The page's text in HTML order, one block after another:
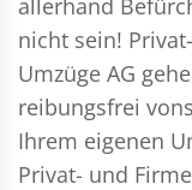
nicht sein!
Umzüge AG
reibungsfrei
Ihrem eigenen
Privat- und